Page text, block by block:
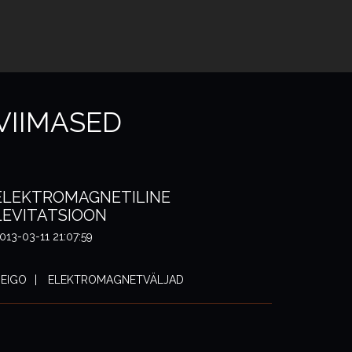
03-11 21:07:59
ELEKTROMAGNETVÄLJAD